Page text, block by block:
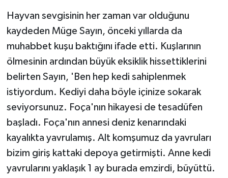
Hayvan sevgisinin her zaman var olduğunu
kaydeden Müge Sayın, önceki yıllarda da
muhabbet kuşu baktığını ifade etti. Kuşlarının
ölmesinin ardından büyük eksiklik hissettiklerini
belirten Sayın, 'Ben hep kedi sahiplenmek
istiyordum. Kediyi daha böyle içinize sokarak
seviyorsunuz. Foça'nın hikayesi de tesadüfen
başladı. Foça'nın annesi deniz kenarındaki
kayalıkta yavrulamış. Alt komşumuz da yavruları
bizim giriş kattaki depoya getirmişti. Anne kedi
yavrularını yaklaşık 1 ay burada emzirdi, büyüttü.